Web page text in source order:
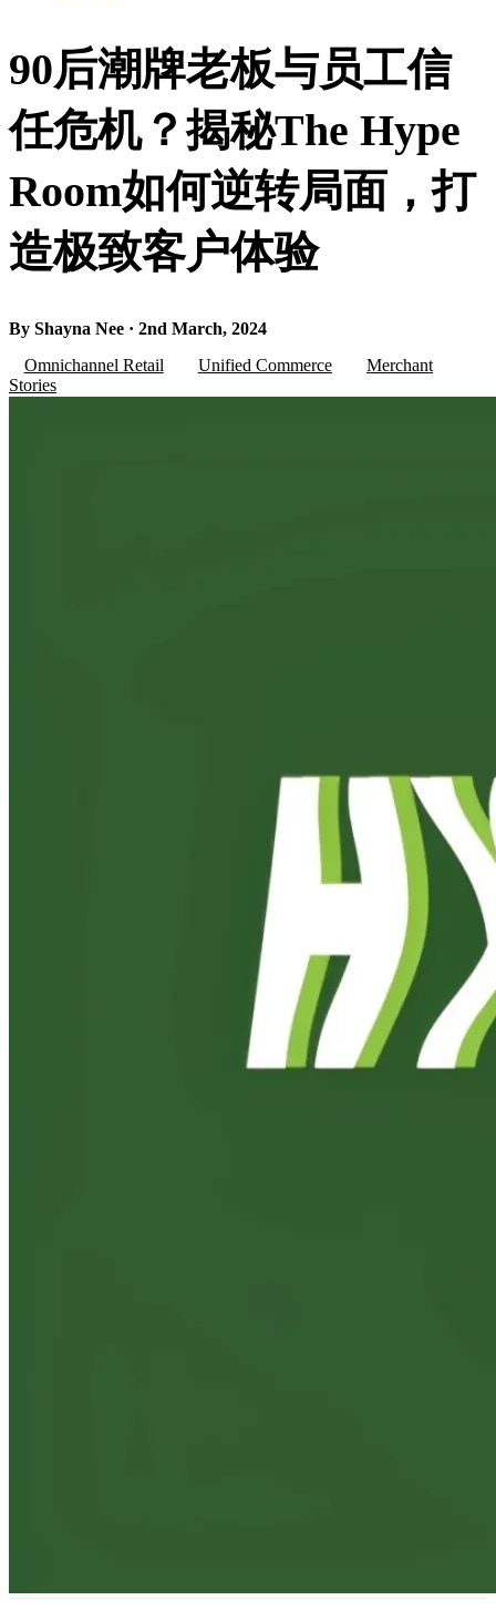
90后潮牌老板与员工信
任危机？揭秘The Hype
Room如何逆转局面，打
造极致客户体验
By Shayna Nee · 2nd March, 2024
Omnichannel Retail
Unified Commerce
Merchant
Stories